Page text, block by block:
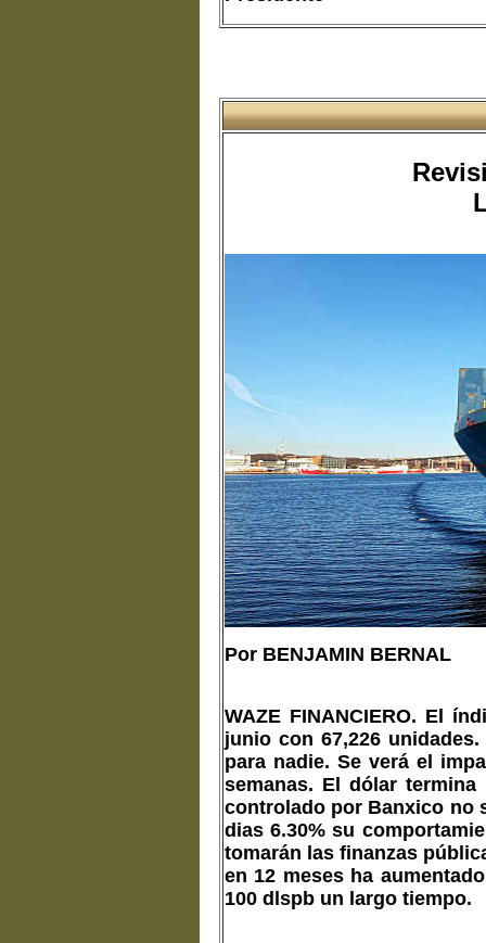
Por BENJAMIN BERNAL
WAZE FINANCIERO. El
junio con 67,226
para nadie. Se verá el
semanas. El dólar
controlado por Banxico no
dias 6.30% su
tomarán las finanzas
en 12 meses ha
100 dlspb un largo tiempo.